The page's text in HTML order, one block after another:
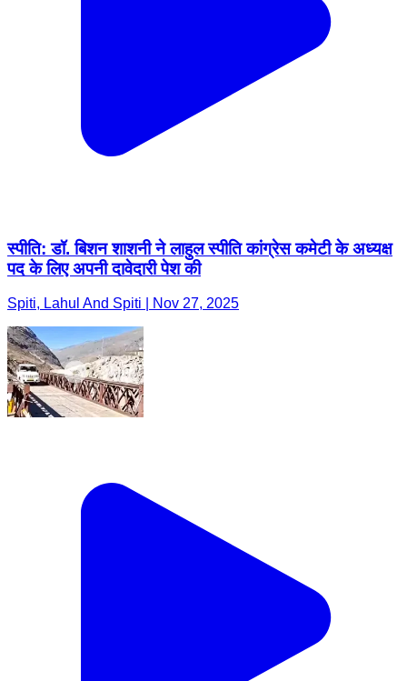
स्पीति: डॉ. बिशन शाशनी ने लाहुल स्पीति कांग्रेस कमेटी के अध्यक्ष
पद के लिए अपनी दावेदारी पेश की
Spiti, Lahul And Spiti | Nov 27, 2025